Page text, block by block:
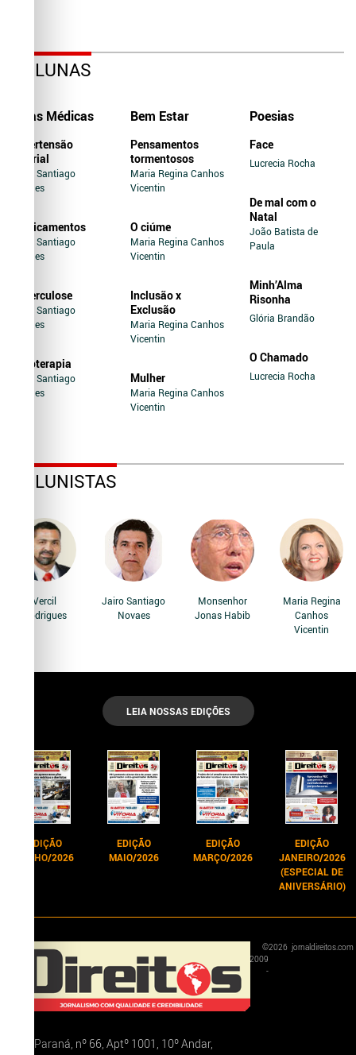
COLUNAS
Dicas Médicas
Hipertensão
Arterial
Jairo Santiago
Novaes
Medicamentos
Jairo Santiago
Novaes
Tuberculose
Jairo Santiago
Novaes
Soroterapia
Jairo Santiago
Novaes
Bem Estar
Pensamentos
tormentosos
Maria Regina Canhos
Vicentin
O ciúme
Maria Regina Canhos
Vicentin
Inclusão x
Exclusão
Maria Regina Canhos
Vicentin
Mulher
Maria Regina Canhos
Vicentin
Poesias
Face
Lucrecia Rocha
De mal com o
Natal
João Batista de
Paula
Minh’Alma
Risonha
Glória Brandão
O Chamado
Lucrecia Rocha
COLUNISTAS
Vercil
Rodrigues
Jairo Santiago
Novaes
Monsenhor
Jonas Habib
Maria Regina
Canhos
Vicentin
LEIA NOSSAS EDIÇÕES
EDIÇÃO
JUNHO/2026
EDIÇÃO
MAIO/2026
EDIÇÃO
MARÇO/2026
EDIÇÃO
JANEIRO/2026
(ESPECIAL DE
ANIVERSÁRIO)
Rua Paraná, nº 66, Aptº 1001, 10º Andar,
©
2009
-
2026 jornaldireitos.com